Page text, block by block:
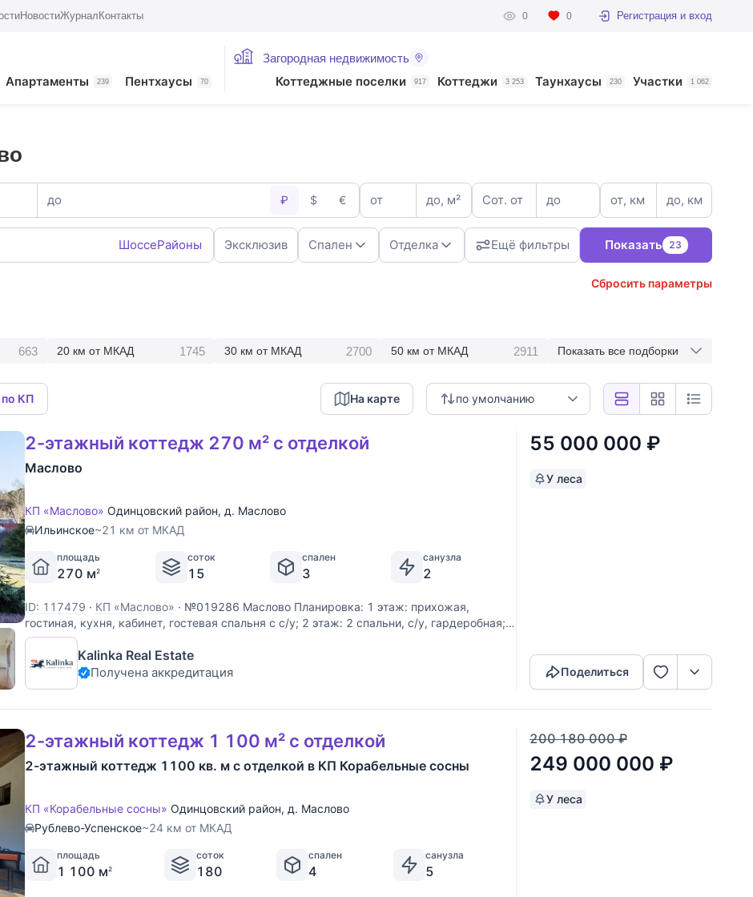
НовостиЖурнал Контакты 0 0 Регистрация и вход
Апартаменты 239 Пентхаусы 70
Загородная недвижимость
Коттеджные поселки 917 Коттеджи 3 253 Таунхаусы 230 Участки 1 062
до ₽ $ € от до, м² Сот. от до от, км до, км
ШоссеРайоны Эксклюзив Спален Отделка Ещё фильтры Показать 23
Сбросить параметры
663 20 км от МКАД 1745 30 км от МКАД 2700 50 км от МКАД 2911 Показать все подборки
по КП по умолчанию
На карте
2-этажный коттедж 270 м² с отделкой
Маслово
КП «Маслово» Одинцовский район, д. Маслово
Ильинское~21 км от МКАД
площадь
270 м2
соток
15
спален
3
санузла
2
ID: 117479 · КП «Маслово» · №019286 Маслово Планировка: 1 этаж: прихожая,
гостиная, кухня, кабинет, гостевая спальня с с/у; 2 этаж: 2 спальни, с/у, гардеробная;
На участке расположена баня, навес на 2 м/м и беседка для барбекю.
Kalinka Real Estate
Получена аккредитация
55 000 000 ₽
У леса
Поделиться
2-этажный коттедж 1 100 м² с отделкой
2-этажный коттедж 1100 кв. м с отделкой в КП Корабельные сосны
КП «Корабельные сосны» Одинцовский район, д. Маслово
Рублево-Успенское~24 км от МКАД
площадь
1 100 м2
соток
180
спален
4
санузла
5
200 180 000 ₽
249 000 000 ₽
У леса